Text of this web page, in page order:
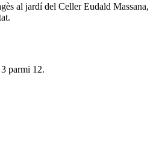
al jardí del Celler Eudald Massana,
parmi 12.